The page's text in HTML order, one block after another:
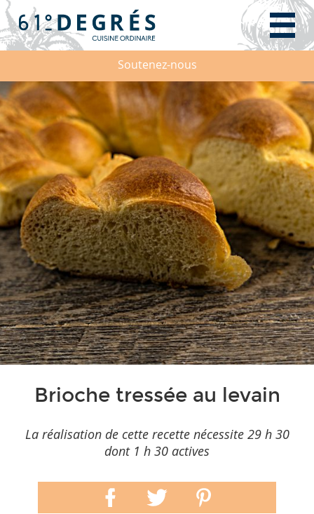
Soutenez-nous
Brioche tressée au levain
La réalisation de cette recette nécessite 29 h 30
dont 1 h 30 actives